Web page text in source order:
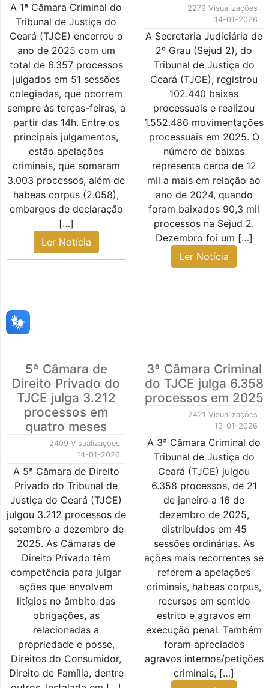
A 1ª Câmara Criminal do
Tribunal de Justiça do
Ceará (TJCE) encerrou o
ano de 2025 com um
total de 6.357 processos
julgados em 51 sessões
colegiadas, que ocorrem
sempre às terças-feiras, a
partir das 14h. Entre os
principais julgamentos,
estão apelações
criminais, que somaram
3.003 processos, além de
habeas corpus (2.058),
embargos de declaração
[…]
Ler Notícia
2279 Visualizações
14-01-2026
A Secretaria Judiciária de
2º Grau (Sejud 2), do
Tribunal de Justiça do
Ceará (TJCE), registrou
102.440 baixas
processuais e realizou
1.552.486 movimentações
processuais em 2025. O
número de baixas
representa cerca de 12
mil a mais em relação ao
ano de 2024, quando
foram baixados 90,3 mil
processos na Sejud 2.
Dezembro foi um […]
Ler Notícia
5ª Câmara de
Direito Privado do
TJCE julga 3.212
processos em
quatro meses
2409 Visualizações
14-01-2026
A 5ª Câmara de Direito
Privado do Tribunal de
Justiça do Ceará (TJCE)
julgou 3.212 processos de
setembro a dezembro de
2025. As Câmaras de
Direito Privado têm
competência para julgar
ações que envolvem
litígios no âmbito das
obrigações, as
relacionadas a
propriedade e posse,
Direitos do Consumidor,
Direito de Família, dentre
3ª Câmara Criminal
do TJCE julga 6.358
processos em 2025
2421 Visualizações
13-01-2026
A 3ª Câmara Criminal do
Tribunal de Justiça do
Ceará (TJCE) julgou
6.358 processos, de 21
de janeiro a 16 de
dezembro de 2025,
distribuídos em 45
sessões ordinárias. As
ações mais recorrentes se
referem a apelações
criminais, habeas corpus,
recursos em sentido
estrito e agravos em
execução penal. Também
foram apreciados
agravos internos/petições
criminais, […]